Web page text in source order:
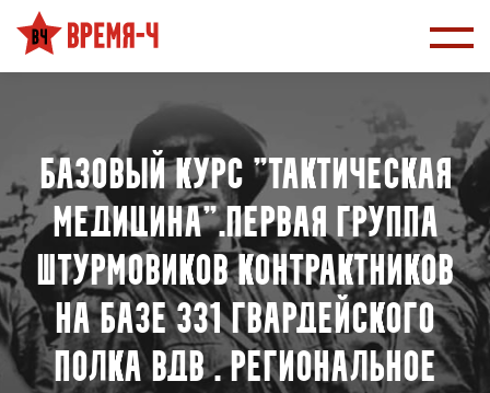
Базовый курс "Тактическая
медицина".Первая группа
штурмовиков контрактников
на базе 331 гвардейского
полка ВДВ . Региональное